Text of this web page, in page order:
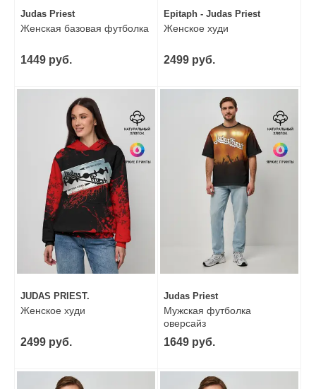
Judas Priest
Женская базовая футболка
1449 руб.
Epitaph - Judas Priest
Женское худи
2499 руб.
JUDAS PRIEST.
Женское худи
2499 руб.
Judas Priest
Мужская футболка
оверсайз
1649 руб.